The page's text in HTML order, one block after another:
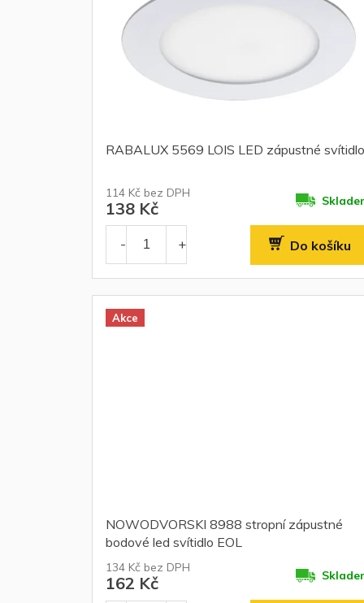
RABALUX 5569 LOIS LED zápustné svítidlo
114 Kč bez DPH
138 Kč
Do košíku
Akce
NOWODVORSKI 8988 stropní zápustné
bodové led svítidlo EOL
134 Kč bez DPH
162 Kč